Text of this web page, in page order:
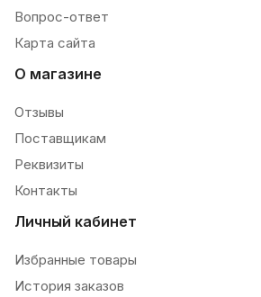
Вопрос-ответ
Карта сайта
О магазине
Отзывы
Поставщикам
Реквизиты
Контакты
Личный кабинет
Избранные товары
История заказов